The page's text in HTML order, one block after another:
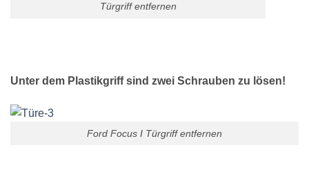
Türgriff entfernen
Unter dem Plastikgriff sind zwei Schrauben zu lösen!
Ford Focus I Türgriff entfernen